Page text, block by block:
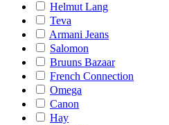
Helmut Lang
Teva
Armani Jeans
Salomon
Bruuns Bazaar
French Connection
Omega
Canon
Hay